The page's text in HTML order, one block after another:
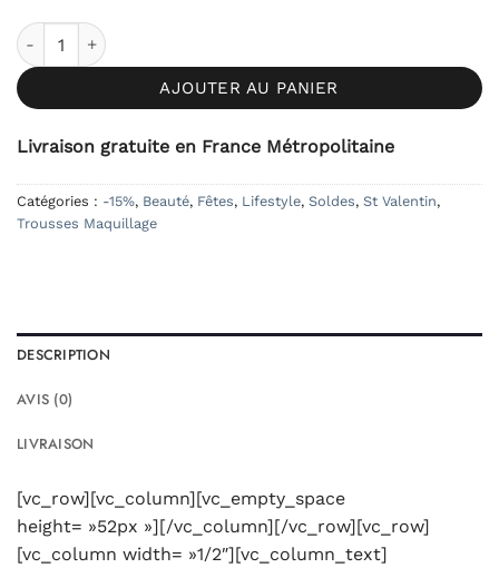
quantité de Trousse Cosmétique Mandala
AJOUTER AU PANIER
Livraison gratuite en France Métropolitaine
Catégories : -15%, Beauté, Fêtes, Lifestyle, Soldes, St Valentin,
Trousses Maquillage
DESCRIPTION
AVIS (0)
LIVRAISON
[vc_row][vc_column][vc_empty_space
height= »52px »][/vc_column][/vc_row][vc_row]
[vc_column width= »1/2″][vc_column_text]